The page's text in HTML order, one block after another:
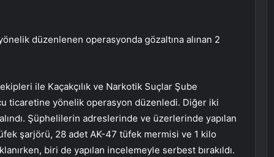
düzenlenen operasyonda gözaltına alınan 2
ile Kaçakçılık ve Narkotik Suçlar Şube
ticaretine yönelik operasyon düzenledi. Diğer iki
Şüphelilerin adreslerinde ve üzerlerinde yapılan
şarjörü, 28 adet AK-47 tüfek mermisi ve 1 kilo
biri de yapılan incelemeyle serbest bırakıldı.